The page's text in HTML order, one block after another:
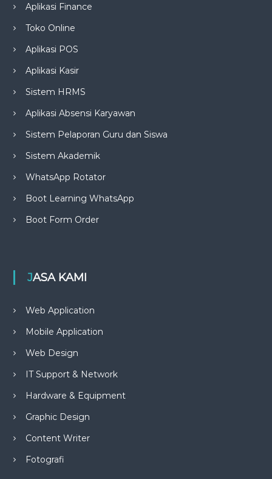
Aplikasi Finance
Toko Online
Aplikasi POS
Aplikasi Kasir
Sistem HRMS
Aplikasi Absensi Karyawan
Sistem Pelaporan Guru dan Siswa
Sistem Akademik
WhatsApp Rotator
Boot Learning WhatsApp
Boot Form Order
JASA KAMI
Web Application
Mobile Application
Web Design
IT Support & Network
Hardware & Equipment
Graphic Design
Content Writer
Fotografi